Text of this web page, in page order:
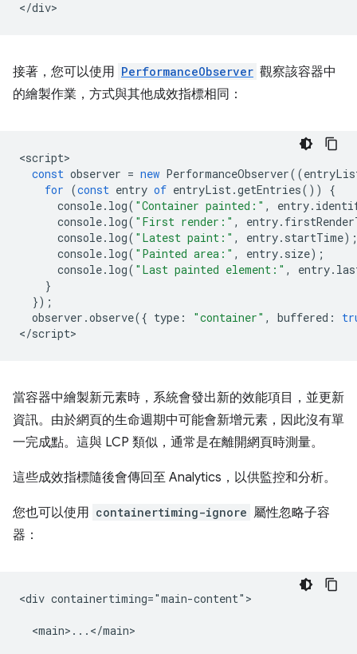
接著，您可以使用 PerformanceObserver 觀察該容器中
的繪製作業，方式與其他成效指標相同：
<script
const observer = new PerformanceObserver((
for (const entry of entryList.getEntries())
{
console. log( "Container painted:" , entry.
console. log( "First render:" , entry.
console. log( "Latest paint:" , entry. startTime);
console. log( "Painted area:" , entry. size);
console. log( "Last painted element:" , entry.
}
});
observer .observe({ type : "container" , buffered :
</script
當容器中繪製新元素時，系統會發出新的效能項目，並更新
資訊。由於網頁的生命週期中可能會新增元素，因此沒有單
一完成點。這與 LCP 類似，通常是在離開網頁時測量。
這些成效指標隨後會傳回至 Analytics，以供監控和分析。
您也可以使用 containertiming-ignore 屬性忽略子容
器：
<div containertiming="main-content">
  <main>...</main>